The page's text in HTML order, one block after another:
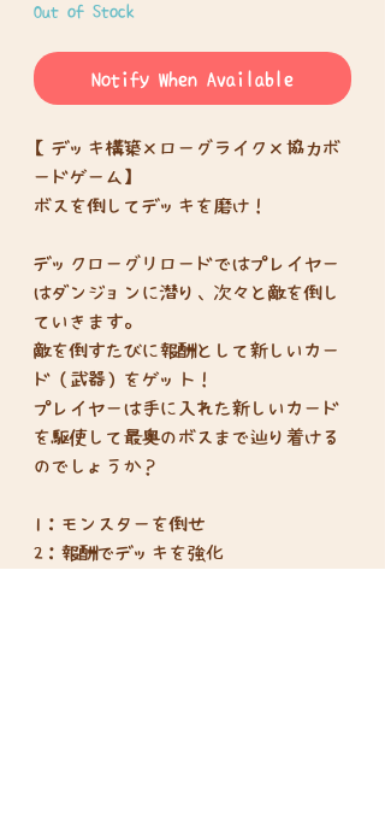
Out of Stock
Notify When Available
【デッキ構築×ローグライク×協力ボ
ードゲーム】
ボスを倒してデッキを磨け！
デックローグリロードではプレイヤー
はダンジョンに潜り、次々と敵を倒し
ていきます。
敵を倒すたびに報酬として新しいカー
ド（武器）をゲット！
プレイヤーは手に入れた新しいカード
を駆使して最奥のボスまで辿り着ける
のでしょうか？
1：モンスターを倒せ
2：報酬でデッキを強化